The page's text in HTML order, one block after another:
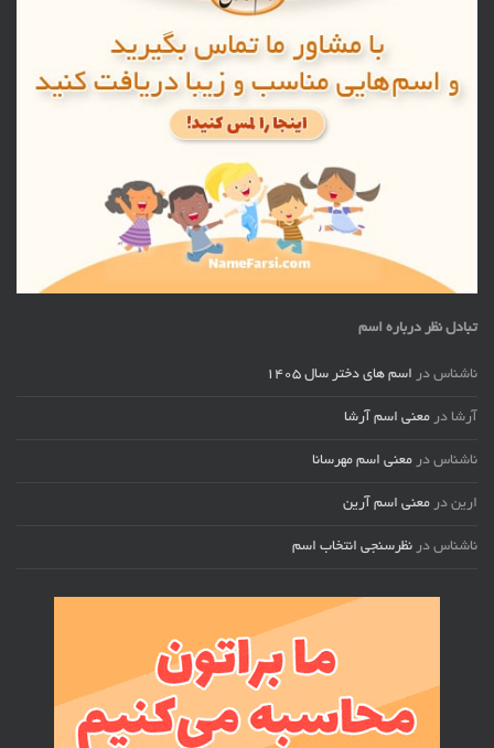
تبادل نظر درباره اسم
ناشناس در اسم های دختر سال ۱۴۰۵
آرشا در معنی اسم آرشا
ناشناس در معنی اسم مهرسانا
ارین در معنی اسم آرین
ناشناس در نظرسنجی انتخاب اسم